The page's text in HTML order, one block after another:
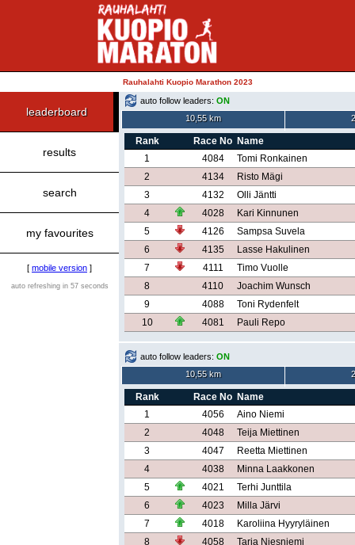
Rauhalahti Kuopio Marathon 2023
leaderboard
results
search
my favourites
[ mobile version ]
auto refreshing in 57 seconds
auto follow leaders: ON
10,55 km
Rank Race No Name
1
4084
Tomi Ronkainen
2
4134
Risto Mägi
3
4132
Olli Jäntti
4
4028
Kari Kinnunen
5
4126
Sampsa Suvela
6
4135
Lasse Hakulinen
7
4111
Timo Vuolle
8
4110
Joachim Wunsch
9
4088
Toni Rydenfelt
10
4081 Pauli Repo
auto follow leaders: ON
10,55 km
Rank Race No Name
1
4056
Aino Niemi
2
4048
Teija Miettinen
3
4047
Reetta Miettinen
4
4038
Minna Laakkonen
5
4021
Terhi Junttila
6
4023
Milla Järvi
7
4018
Karoliina Hyyryläinen
8
4058
Tarja Niesniemi